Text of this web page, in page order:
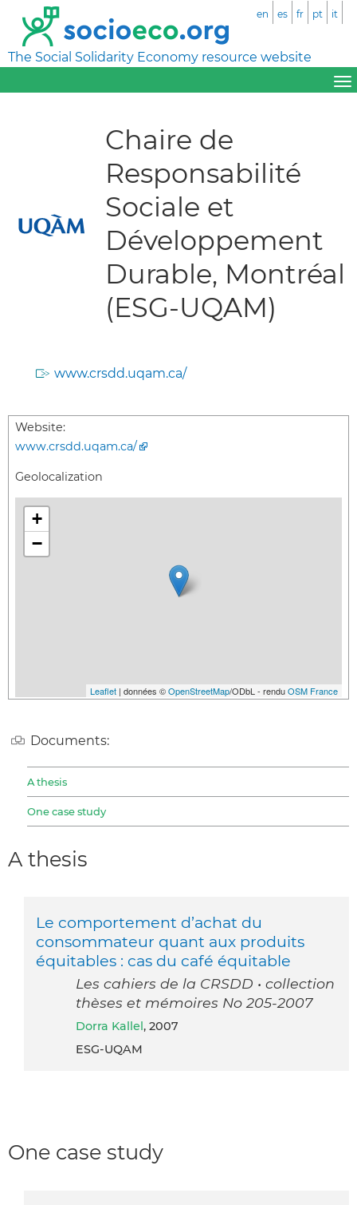
The Social Solidarity Economy resource website
en es fr pt it
Chaire de
Responsabilité
Sociale et
Développement
Durable, Montréal
(ESG-UQAM)
www.crsdd.uqam.ca/
Website:
www.crsdd.uqam.ca/
Geolocalization
+
−
Leaflet | données ©OpenStreetMap/ODbL - renduOSM France
Documents:
A thesis
One case study
A thesis
Le comportement d’achat du
consommateur quant aux produits
équitables : cas du café équitable
Les cahiers de la CRSDD • collection
thèses et mémoires No 205-2007
Dorra Kallel, 2007
ESG-UQAM
One case study